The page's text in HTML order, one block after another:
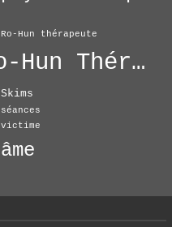
Ro-Hun thérapeute
Ro-Hun Thérapie
Skims
séances
victime
âme